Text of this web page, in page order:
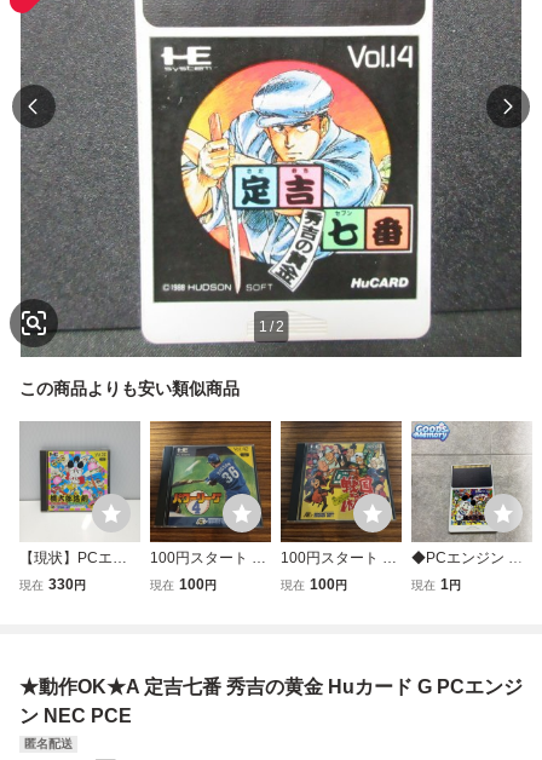
1 /2
この商品よりも安い類似商品
【現状】PCエン
ジン 桃太郎活劇 H
現在 330円
100円スタート 動
作確認 PCエンジ
現在 100円
100円スタート 動
作確認 PCエンジ
現在 100円
◆PCエンジン Hu
カード SUPER桃
現在 1円
★動作OK★A 定吉七番 秀吉の黄金 Huカード G PCエンジ
ン NEC PCE
匿名配送